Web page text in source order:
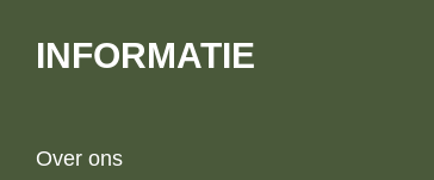
INFORMATIE
Over ons